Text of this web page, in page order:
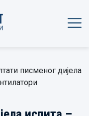
писменог дијела